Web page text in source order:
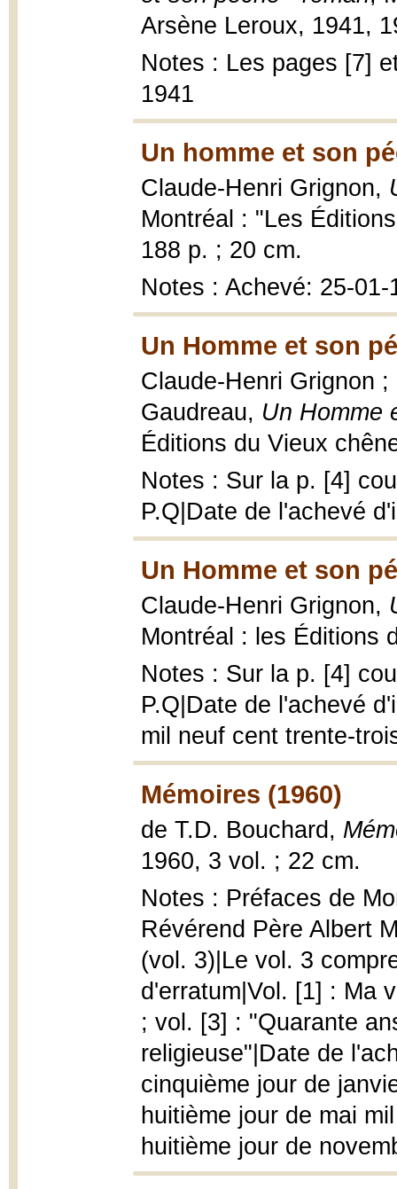
Arsène Leroux, 1941,
Notes : Les pages [7]
1941
Un homme et son
Claude-Henri Grignon,
Montréal : "Les
188 p. ; 20 cm.
Notes : Achevé: 25-01-
Un Homme et son
Claude-Henri Grignon
Gaudreau, Un Homme
Éditions du Vieux
Notes : Sur la p. [4]
P.Q|Date de l'achevé
Un Homme et son
Claude-Henri Grignon,
Montréal : les Éditions
Notes : Sur la p. [4]
P.Q|Date de l'achevé
mil neuf cent trente-
Mémoires (1960)
de T.D. Bouchard,
1960, 3 vol. ; 22 cm.
Notes : Préfaces de
Révérend Père Albert
(vol. 3)|Le vol. 3
d'erratum|Vol. [1] : Ma
; vol. [3] : "Quarante
religieuse"|Date de
cinquième jour de
huitième jour de mai
huitième jour de